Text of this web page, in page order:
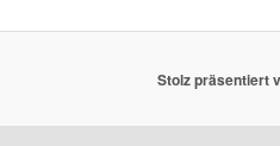
Stolz präsentiert